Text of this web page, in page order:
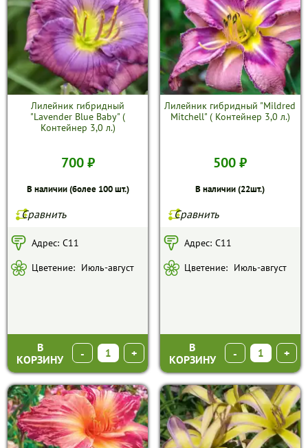
Лилейник гибридный
"Lavender Blue Baby" (
Контейнер 3,0 л.)
700 ₽
В наличии (более 100 шт.)
Сравнить
Адрес: С11
Цветение: Июль-август
В
КОРЗИНУ
- +
Лилейник гибридный "Mildred
Mitchell" ( Контейнер 3,0 л.)
500 ₽
В наличии (22шт.)
Сравнить
Адрес: С11
Цветение: Июль-август
В
КОРЗИНУ
- +